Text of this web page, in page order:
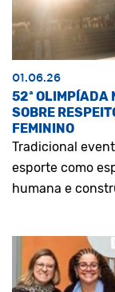
01.06.26
52ª OLIMPÍADA
SOBRE
FEMININO
Tradicional
esporte como
humana e